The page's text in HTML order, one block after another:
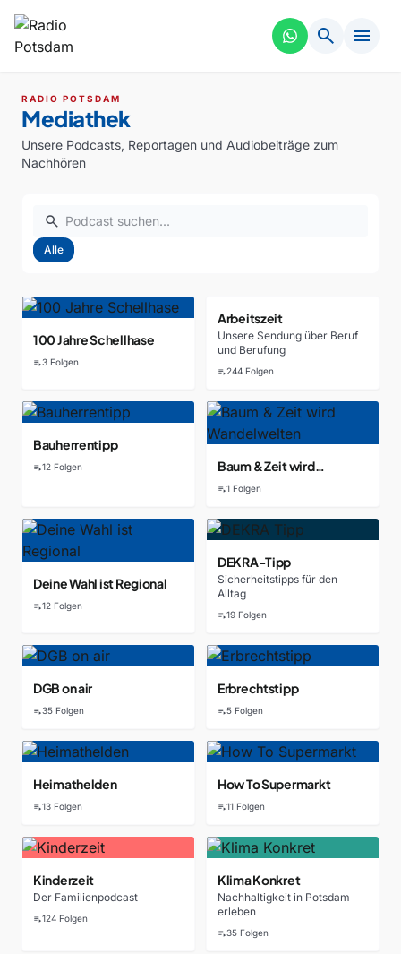
search menu
RADIO POTSDAM
Mediathek
Unsere Podcasts, Reportagen und Audiobeiträge zum
Nachhören
search
Alle
Alle Podcasts und Audiobeiträge
100 Jahre Schellhase
playlist_play3 Folgen
Arbeitszeit
Unsere Sendung über Beruf
und Berufung
playlist_play244 Folgen
Bauherrentipp
playlist_play12 Folgen
Baum & Zeit wird
Wandelwelten
playlist_play1 Folgen
Deine Wahl ist Regional
playlist_play12 Folgen
DEKRA-Tipp
Sicherheitstipps für den
Alltag
playlist_play19 Folgen
DGB on air
playlist_play35 Folgen
Erbrechtstipp
playlist_play5 Folgen
Heimathelden
playlist_play13 Folgen
How To Supermarkt
playlist_play11 Folgen
Kinderzeit
Der Familienpodcast
playlist_play124 Folgen
Klima Konkret
Nachhaltigkeit in Potsdam
erleben
playlist_play35 Folgen